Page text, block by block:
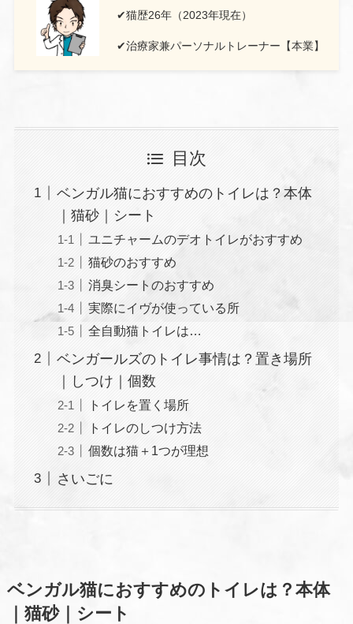
✔猫歴26年（2023年現在）
✔治療家兼パーソナルトレーナー【本業】
目次
ベンガル猫におすすめのトイレは？本体
｜猫砂｜シート
ユニチャームのデオトイレがおすすめ
猫砂のおすすめ
消臭シートのおすすめ
実際にイヴが使っている所
全自動猫トイレは…
ベンガールズのトイレ事情は？置き場所
｜しつけ｜個数
トイレを置く場所
トイレのしつけ方法
個数は猫＋1つが理想
さいごに
ベンガル猫におすすめのトイレは？本体
｜猫砂｜シート